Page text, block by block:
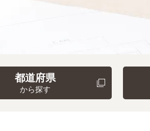
都道府県
から探す